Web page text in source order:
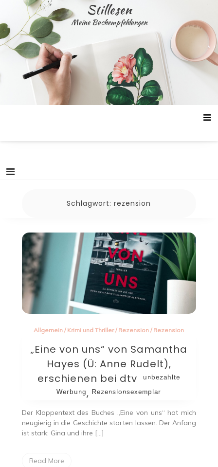
content
Stillesen
Meine Buchempfehlungen
Schlagwort:rezension
Allgemein / Krimi und Thriller/ Rezension / Rezension
„Eine von uns“ von Samantha
Hayes (Ü: Anne Rudelt),
erschienen bei dtv ᵘⁿᵇᵉᶻᵃʰˡᵗᵉ
ᵂᵉʳᵇᵘⁿᵍ, ᴿᵉᶻᵉⁿˢⁱᵒⁿˢᵉˣᵉᵐᵖˡᵃʳ
Der Klappentext des Buches „Eine von uns“ hat mich
neugierig in die Geschichte starten lassen. Der Anfang
ist stark: Gina und ihre […]
Read More